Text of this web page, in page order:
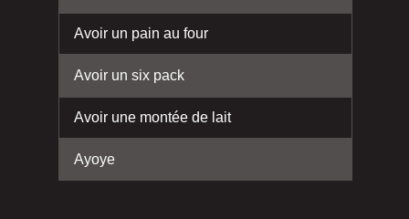
Avoir un pain au four
Avoir un six pack
Avoir une montée de lait
Ayoye